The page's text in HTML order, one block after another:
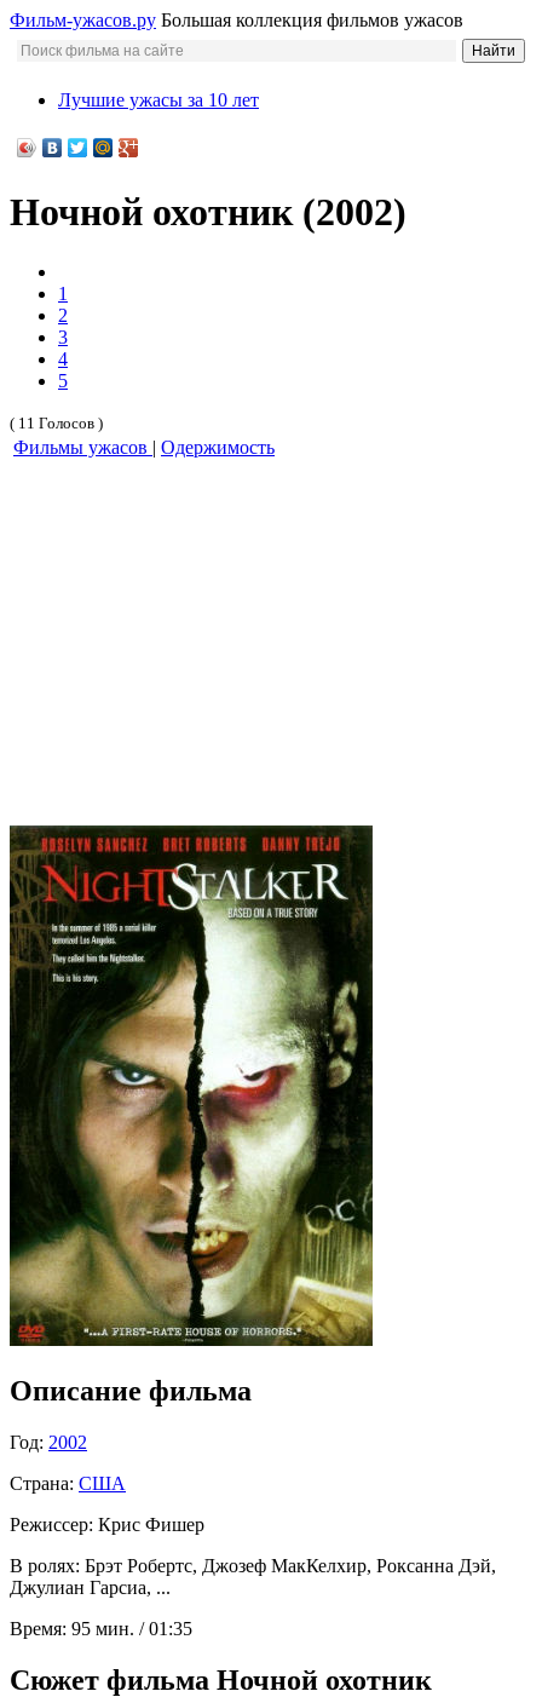
Фильм-ужасов.ру Большая коллекция фильмов ужасов
Лучшие ужасы за 10 лет
Ночной охотник (2002)
1
2
3
4
5
( 11 Голосов )
Фильмы ужасов | Одержимость
Описание фильма
Год: 2002
Страна: США
Режиссер: Крис Фишер
В ролях: Брэт Робертс, Джозеф МакКелхир, Роксанна Дэй,
Джулиан Гарсиа, ...
Время: 95 мин. / 01:35
Сюжет фильма Ночной охотник